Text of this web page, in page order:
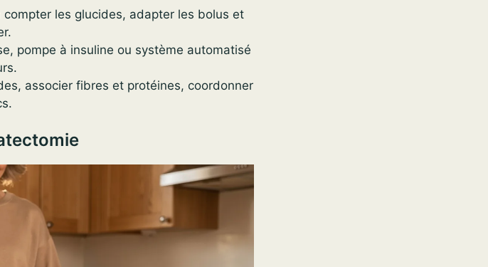
les glucides, adapter les bolus et
pompe à insuline ou système automatisé
associer fibres et protéines, coordonner